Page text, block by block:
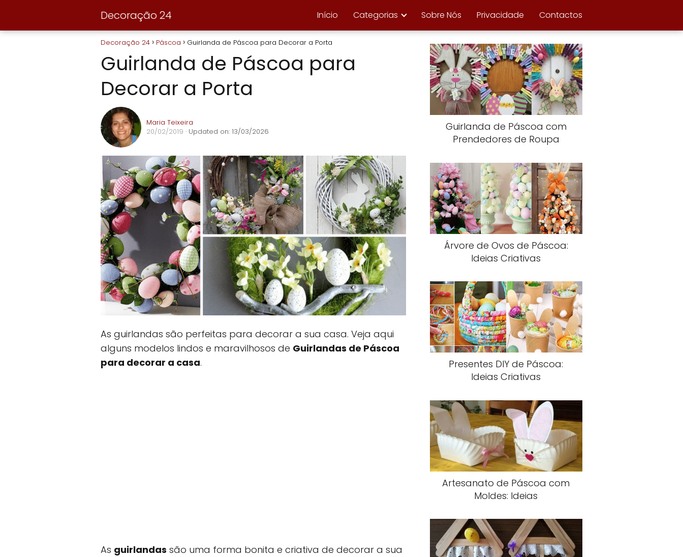
Decoração 24 Início Categorias Sobre Nós Privacidade Contactos
Decoração 24 Páscoa Guirlanda de Páscoa para Decorar a Porta
Guirlanda de Páscoa para
Decorar a Porta
Maria Teixeira
20/02/2019 · Updated on: 13/03/2026
As guirlandas são perfeitas para decorar a sua casa. Veja aqui
alguns modelos lindos e maravilhosos de Guirlandas de Páscoa
para decorar a casa.
As guirlandas são uma forma bonita e criativa de decorar a sua
Guirlanda de Páscoa com
Prendedores de Roupa
Árvore de Ovos de Páscoa:
Ideias Criativas
Presentes DIY de Páscoa:
Ideias Criativas
Artesanato de Páscoa com
Moldes: Ideias